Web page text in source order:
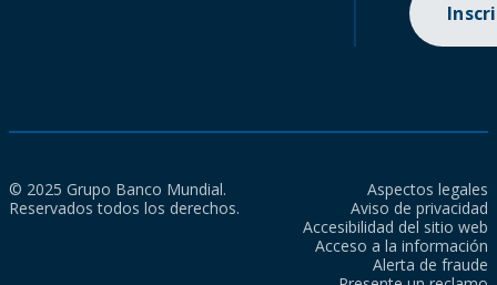
© 2025 Grupo Banco Mundial.
Reservados todos los derechos.
Aspectos legales
Aviso de privacidad
Accesibilidad del sitio web
Acceso a la información
Alerta de fraude